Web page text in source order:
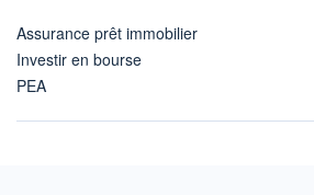
Assurance prêt immobilier
Investir en bourse
PEA